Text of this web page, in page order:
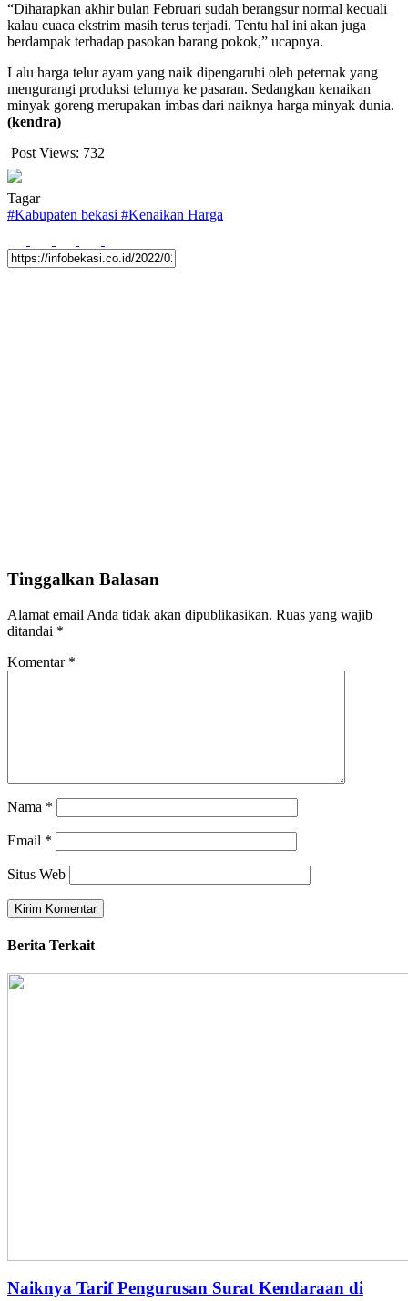
“Diharapkan akhir bulan Februari sudah berangsur normal kecuali
kalau cuaca ekstrim masih terus terjadi. Tentu hal ini akan juga
berdampak terhadap pasokan barang pokok,” ucapnya.
Lalu harga telur ayam yang naik dipengaruhi oleh peternak yang
mengurangi produksi telurnya ke pasaran. Sedangkan kenaikan
minyak goreng merupakan imbas dari naiknya harga minyak dunia.
(kendra)
Post Views: 732
Tagar
#Kabupaten bekasi #Kenaikan Harga
Tinggalkan Balasan
Alamat email Anda tidak akan dipublikasikan. Ruas yang wajib
ditandai *
Komentar *
Nama *
Email *
Situs Web
Berita Terkait
Naiknya Tarif Pengurusan Surat Kendaraan di